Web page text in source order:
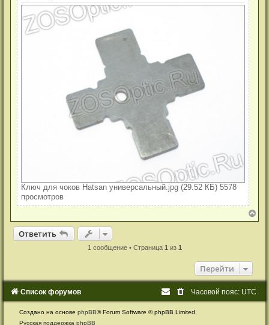
Ключ для чоков Hatsan универсальный.jpg (29.52 КБ) 5578
просмотров
е
я
а
Ответить
Ответить
1 сообщение • Страница 1 из 1
Перейти
Список форумов Часовой пояс: UTC
Создано на основеphpBB® Forum Software © phpBB Limited
Русская поддержка phpBB